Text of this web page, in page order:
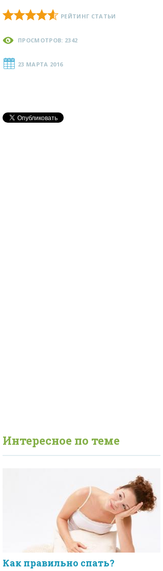
РЕЙТИНГ СТАТЬИ
ПРОСМОТРОВ: 2342
23 МАРТА 2016
Интересное по теме
Как правильно спать?